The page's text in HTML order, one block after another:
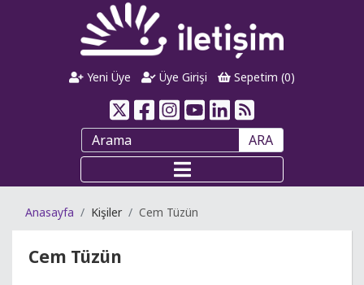
Yeni Üye Üye Girişi Sepetim (0)
ARA
Anasayfa Kişiler Cem Tüzün
Cem Tüzün